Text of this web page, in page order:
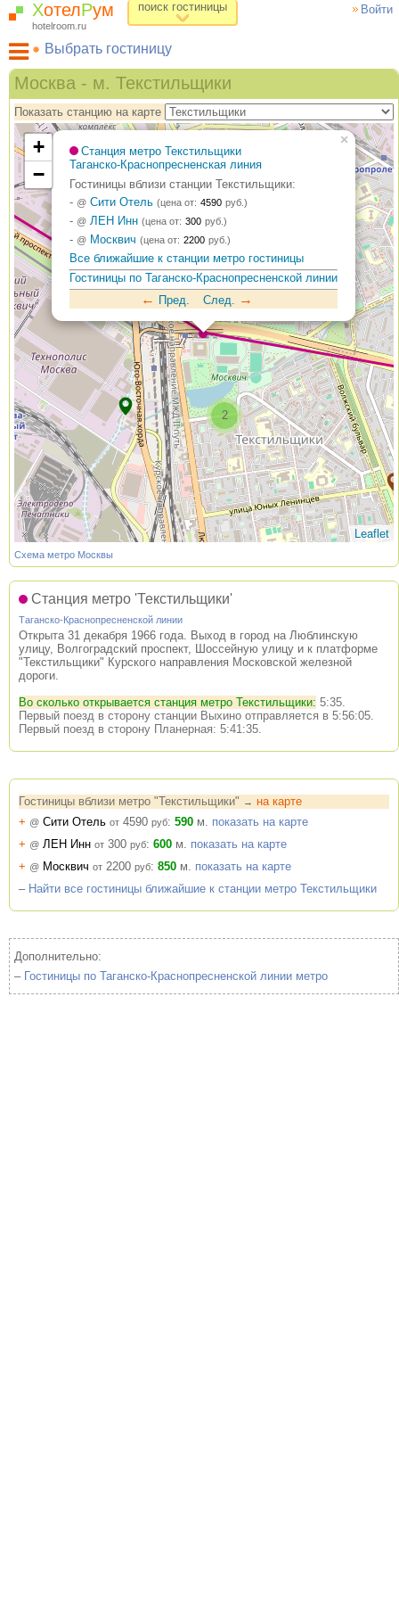
Войти
ХотелРум
hotelroom.ru
поиск гостиницы
Выбрать гостиницу
Гостиницы на карте Москвы
Гостиницы по метро
ХотелРум рекомендует
Москва - м. Текстильщики
Показать станцию на карте
2
Станция метро Текстильщики
Таганско-Краснопресненская линия
Гостиницы вблизи станции Текстильщики:
- @ Сити Отель (цена от: 4590 руб.)
- @ ЛЕН Инн (цена от: 300 руб.)
- @ Москвич (цена от: 2200 руб.)
Все ближайшие к станции метро гостиницы
Гостиницы по Таганско-Краснопресненской линии
← Пред. След. →
×
+
−
Leaflet
Схема метро Москвы
Станция метро 'Текстильщики'
Таганско-Краснопресненской линии
Открыта 31 декабря 1966 года. Выход в город на Люблинскую
улицу, Волгоградский проспект, Шоссейную улицу и к платформе
"Текстильщики" Курского направления Московской железной
дороги.
Во сколько открывается станция метро Текстильщики: 5:35.
Первый поезд в сторону станции Выхино отправляется в 5:56:05.
Первый поезд в сторону Планерная: 5:41:35.
Гостиницы вблизи метро "Текстильщики" → на карте
+ @ Сити Отель от 4590 руб: 590 м. показать на карте
+ @ ЛЕН Инн от 300 руб: 600 м. показать на карте
+ @ Москвич от 2200 руб: 850 м. показать на карте
– Найти все гостиницы ближайшие к станции метро Текстильщики
Дополнительно:
– Гостиницы по Таганско-Краснопресненской линии метро